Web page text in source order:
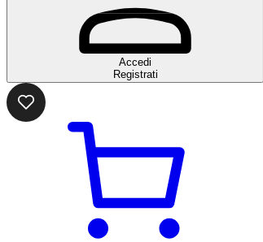
Accedi
Registrati